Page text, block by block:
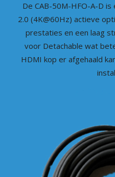
De CAB-50M-HFO-A-D
2.0 (4K@60Hz) actieve
prestaties en een laag
voor Detachable wat
HDMI kop er afgehaald